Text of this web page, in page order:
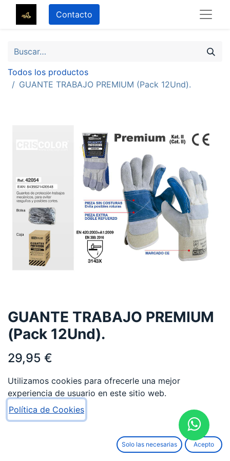
Contacto
Todos los productos
GUANTE TRABAJO PREMIUM (Pack 12Und).
GUANTE TRABAJO PREMIUM
(Pack 12Und).
29,95 €
AÑADIR AL CARRITO
Utilizamos cookies para ofrecerle una mejor
experiencia de usuario en este sitio web.
Política de Cookies
Solo las necesarias Acepto